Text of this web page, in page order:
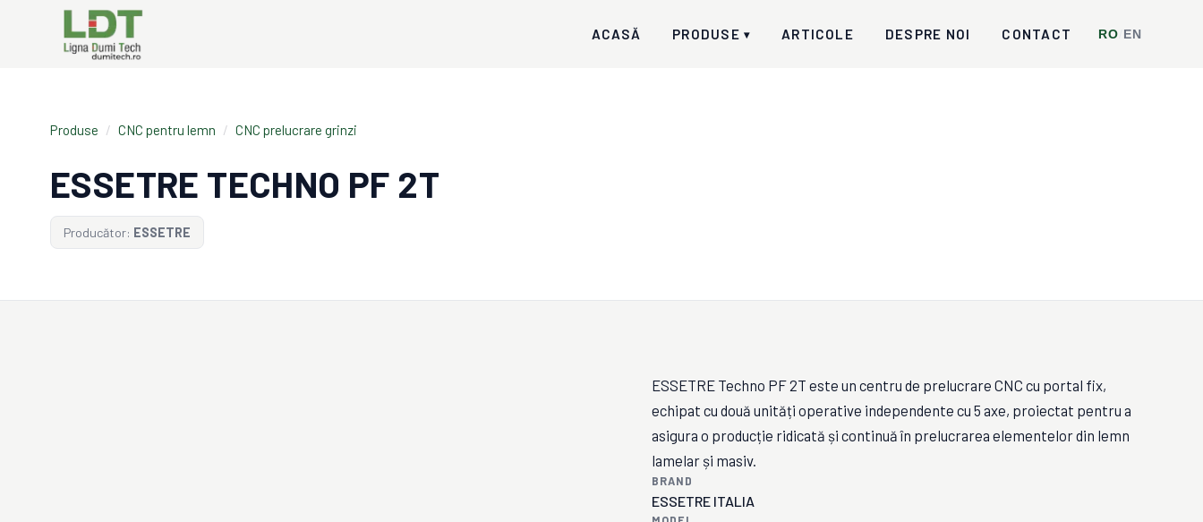
ACASĂ PRODUSE ▾ ARTICOLE DESPRE NOI CONTACT RO EN
Produse / CNC pentru lemn / CNC prelucrare grinzi
ESSETRE TECHNO PF 2T
Producător: ESSETRE
ESSETRE Techno PF 2T este un centru de prelucrare CNC cu portal fix,
echipat cu două unități operative independente cu 5 axe, proiectat pentru a
asigura o producție ridicată și continuă în prelucrarea elementelor din lemn
lamelar și masiv.
BRAND
ESSETRE ITALIA